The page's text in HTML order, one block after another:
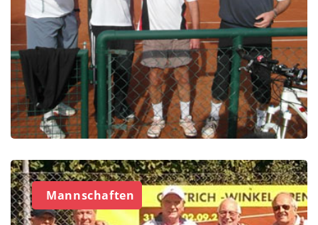
Mannschaften